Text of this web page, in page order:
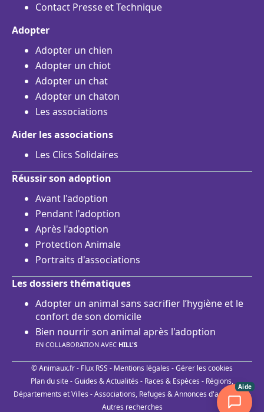
Contact Presse et Technique
Adopter
Adopter un chien
Adopter un chiot
Adopter un chat
Adopter un chaton
Les associations
Aider les associations
Les Clics Solidaires
Réussir son adoption
Avant l'adoption
Pendant l'adoption
Après l'adoption
Protection Animale
Portraits d'associations
Les dossiers thématiques
Adopter un animal sans sacrifier l’hygiène et le
confort de son domicile
Bien nourrir son animal après l'adoption
EN COLLABORATION AVEC HILL'S
© Animaux.fr - Flux RSS - Mentions légales -Gérer les cookies
Plan du site-Guides & Actualités - Races & Espèces - Régions,
Départements et Villes -Associations, Refuges & Annonces d'adoptions-
Autres recherches
Aide